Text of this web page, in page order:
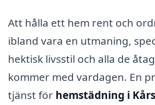
Att hålla ett hem rent och
ibland vara en utmaning,
hektisk livsstil och alla de
kommer med vardagen. En
tjänst för hemstädning i